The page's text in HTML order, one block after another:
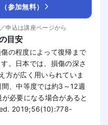
参加無料）
申込は講座ページから
目安
の程度によって復帰まで
。日本では、損傷の深さ
方が広く用いられていま
、中等度では約3～12週
必要になる場合があると
2019;56(10):778-